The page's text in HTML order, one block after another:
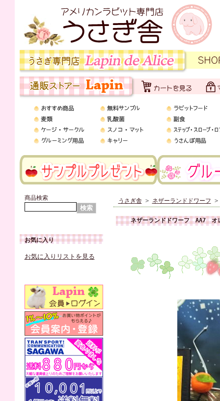
商品検索
お気に入り
お気に入りリストを見る
うさぎ舎> ネザーランドドワーフ
ネザーランドドワーフ AA7 オ